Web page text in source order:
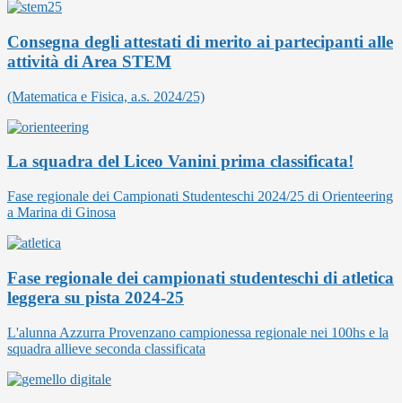
Consegna degli attestati di merito ai partecipanti alle
attività di Area STEM
(Matematica e Fisica, a.s. 2024/25)
La squadra del Liceo Vanini prima classificata!
Fase regionale dei Campionati Studenteschi 2024/25 di Orienteering
a Marina di Ginosa
Fase regionale dei campionati studenteschi di atletica
leggera su pista 2024-25
L'alunna Azzurra Provenzano campionessa regionale nei 100hs e la
squadra allieve seconda classificata